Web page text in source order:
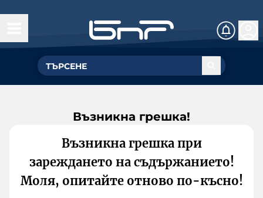
Възникна грешка!
Възникна грешка при
зареждането на съдържанието!
Моля, опитайте отново по-късно!